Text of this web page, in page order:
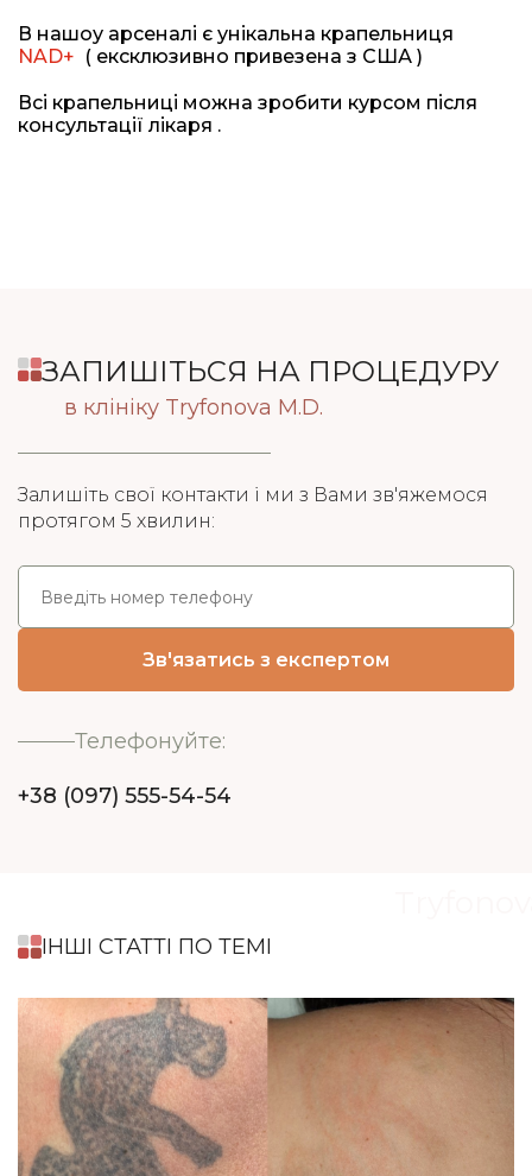
В нашоу арсеналі є унікальна крапельниця
NAD+ ( ексклюзивно привезена з США )
Всі крапельниці можна зробити курсом після
консультації лікаря .
ЗАПИШІТЬСЯ НА ПРОЦЕДУРУ
в клініку Tryfonova M.D.
Залишіть свої контакти і ми з Вами зв'яжемося
протягом 5 хвилин:
Телефонуйте:
+38 (097) 555-54-54
ІНШІ СТАТТІ ПО ТЕМІ